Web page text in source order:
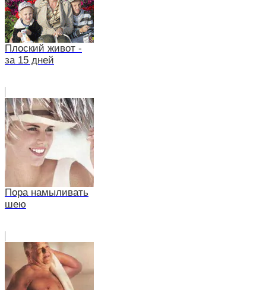
Плоский живот -
за 15 дней
Пора намыливать
шею